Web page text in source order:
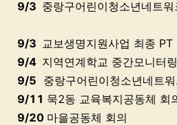
9/3 중랑구어린이청소년네
9/3 교보생명지원사업 최종 PT
9/4 지역연계학교 중간모니터링
9/5 중랑구어린이청소년네트
9/11 묵2동 교육복지공동체 회
9/20 마을공동체 회의